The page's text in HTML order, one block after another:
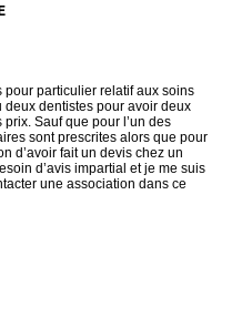
pour particulier relatif aux soins
deux dentistes pour avoir deux
Sauf que pour l’un des
sont prescrites alors que pour
d’avoir fait un devis chez un
d’avis impartial et je me suis
une association dans ce